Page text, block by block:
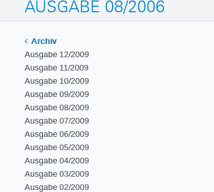
AUSGABE 08/2006
Archiv
Ausgabe 12/2009
Ausgabe 11/2009
Ausgabe 10/2009
Ausgabe 09/2009
Ausgabe 08/2009
Ausgabe 07/2009
Ausgabe 06/2009
Ausgabe 05/2009
Ausgabe 04/2009
Ausgabe 03/2009
Ausgabe 02/2009